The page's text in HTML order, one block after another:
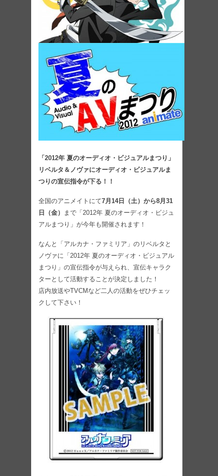
「2012年 夏のオーディオ・ビジュアルまつり」
リベルタ＆ノヴァにオーディオ・ビジュアルま
つりの宣伝指令が下る！！
全国のアニメイトにて7月14日（土）から8月31
日（金）
まで「2012年 夏のオーディオ・ビジュ
アルまつり」が今年も開催されます！
なんと「アルカナ・ファミリア」のリベルタと
ノヴァに「2012年 夏のオーディオ・ビジュアル
まつり」の宣伝指令が与えられ、宣伝キャラク
ターとして活動することが決定しました！
店内放送やTVCMなど二人の活動をぜひチェッ
クして下さい！